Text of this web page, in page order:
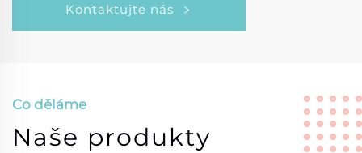
Kontaktujte nás
Co děláme
Naše produkty